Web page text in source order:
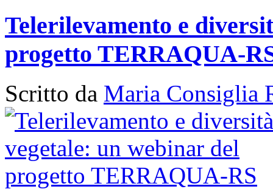
Telerilevamento e
progetto TERRAQUA-
Scritto da Maria Consiglia